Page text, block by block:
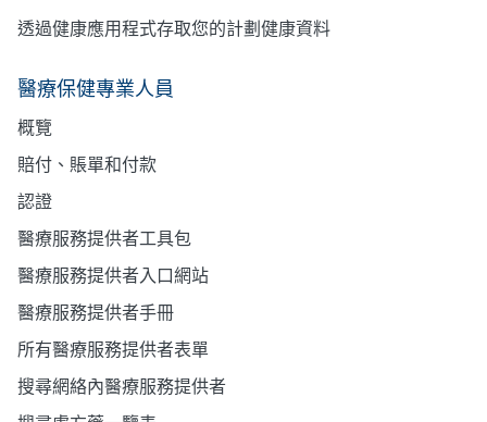
透過健康應用程式存取您的計劃健康資料
醫療保健專業人員
概覽
賠付、賬單和付款
認證
醫療服務提供者工具包
醫療服務提供者入口網站
醫療服務提供者手冊
所有醫療服務提供者表單
搜尋網絡內醫療服務提供者